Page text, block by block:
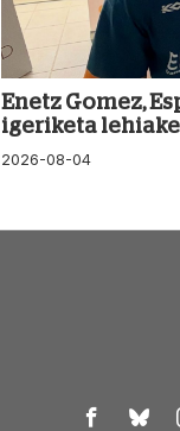
Enetz Gomez,
igeriketa
2026-08-04